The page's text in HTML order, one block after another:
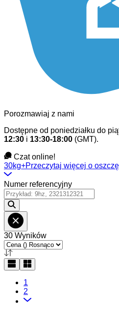
Porozmawiaj z nami
Dostępne od poniedziałku do
12:30 i 13:30-18:00 (GMT).
Czat online!
30kg+Przeczytaj więcej o
Numer referencyjny
30 Wyników
1
2